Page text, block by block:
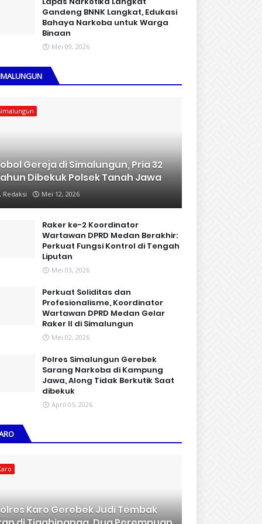
Gandeng BNNK Langkat, Edukasi
Bahaya Narkoba untuk Warga
Binaan
Mei 09, 2026
Gereja di Simalungun, Pria 32
Dibekuk Polsek Tanah Jawa
Redaksi Mei 12, 2026
Raker ke-2 Koordinator
Wartawan DPRD Medan Berakhir:
Perkuat Fungsi Kontrol di Tengah
Liputan
Mei 03, 2026
Perkuat Soliditas dan
Profesionalisme, Koordinator
Wartawan DPRD Medan Gelar
Raker II di Simalungun
Mei 02, 2026
Polres Simalungun Gerebek
Sarang Narkoba di Kampung
Jawa, Along Tidak Berkutik Saat
dibekuk
April 05, 2026
Karo Gerebek Judi Tembak